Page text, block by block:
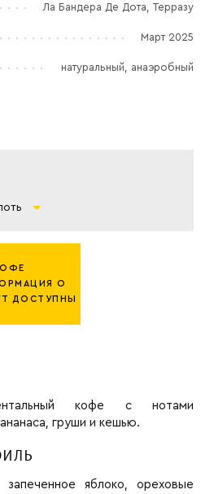
Ла Бандера Де Дота, Терразу
Март 2025
натуральный, анаэробный
кофе с нотами
груши и кешью.
запеченное яблоко, ореховые
О
ДОСТУПНЫ